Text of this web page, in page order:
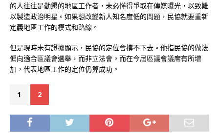
的人往往是勤懇的地區工作者，未必懂得爭取在傳媒曝光，以致難
以製造政治明星。如果想改變新人知名度低的問題，民協就要重新
定義地區工作的模式和路線。
但是現時未有證據顯示，民協的定位會撐不下去。他指民協的做法
偏向適合區議會選舉，而非立法會。而在今屆區議會議席有所增
加，代表地區工作的定位仍算成功。
1 2